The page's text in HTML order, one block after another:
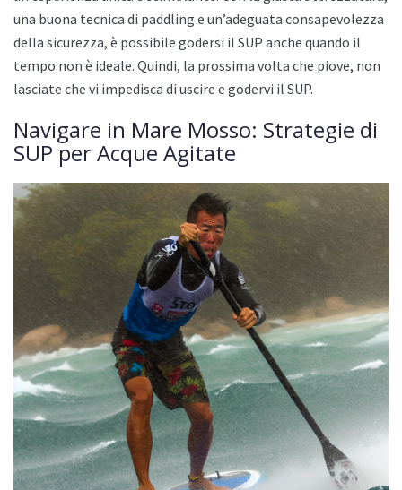
una buona tecnica di paddling e un’adeguata consapevolezza
della sicurezza, è possibile godersi il SUP anche quando il
tempo non è ideale. Quindi, la prossima volta che piove, non
lasciate che vi impedisca di uscire e godervi il SUP.
Navigare in Mare Mosso: Strategie di
SUP per Acque Agitate